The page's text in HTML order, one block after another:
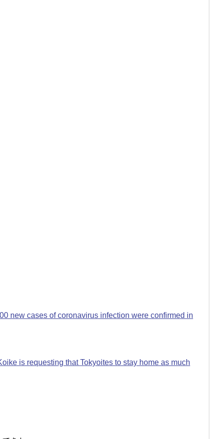
new cases of coronavirus infection were confirmed in
is requesting that Tokyoites to stay home as much